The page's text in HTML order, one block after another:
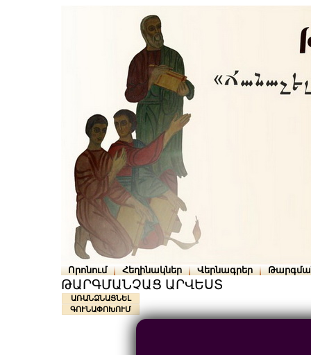
Որոնում Հեղինակներ Վերնագրեր
ԹԱՐԳՄԱՆՉԱՑ ԱՐՎԵՍՏ
ԱՌԱՆՁՆԱՑՆԵԼ
ԳՈՒՆԱՓՈԽՈՒՄ